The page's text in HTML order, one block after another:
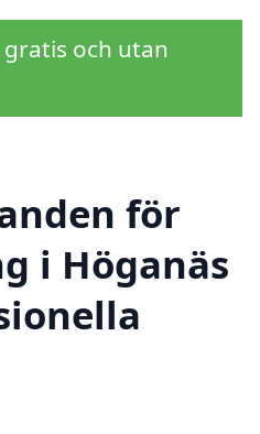
och utan
för
i Höganäs